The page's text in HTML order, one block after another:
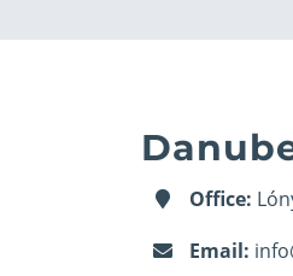
Office:
Email: